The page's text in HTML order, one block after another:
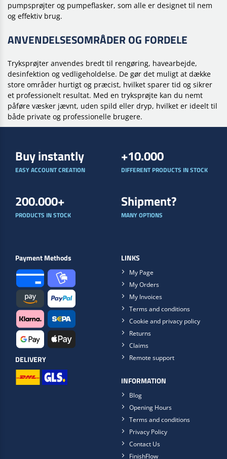
pumpsprøjter og pumpeflasker, som alle er designet til nem
og effektiv brug.
ANVENDELSESOMRÅDER OG FORDELE
Tryksprøjter anvendes bredt til rengøring, havearbejde,
desinfektion og vedligeholdelse. De gør det muligt at dække
store områder hurtigt og præcist, hvilket sparer tid og sikrer
et professionelt resultat. Med en tryksprøjte kan du nemt
påføre væsker jævnt, uden spild eller dryp, hvilket er ideelt til
både private og professionelle brugere.
Buy instantly
EASY ACCOUNT CREATION
+10.000
DIFFERENT PRODUCTS IN STOCK
200.000+
PRODUCTS IN STOCK
Shipment?
MANY OPTIONS
Payment Methods
DELIVERY
LINKS
My Page
My Orders
My Invoices
Terms and conditions
Cookie and privacy policy
Returns
Claims
Remote support
INFORMATION
Blog
Opening Hours
Terms and conditions
Privacy Policy
Contact Us
FinishFlow